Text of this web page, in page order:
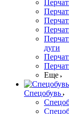
дуги
Еще
Спецобувь